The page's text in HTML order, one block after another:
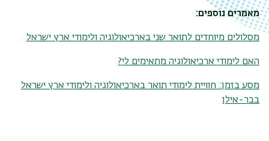
מאמרים נוספים:
מסלולים מיוחדים לתואר שני בארכיאולוגיה ולימודי ארץ ישראל
האם לימודי ארכיאולוגיה מתאימים לי?
מסע בזמן: חוויית לימודי תואר בארכיאולוגיה ולימודי ארץ ישראל
בבר-אילן